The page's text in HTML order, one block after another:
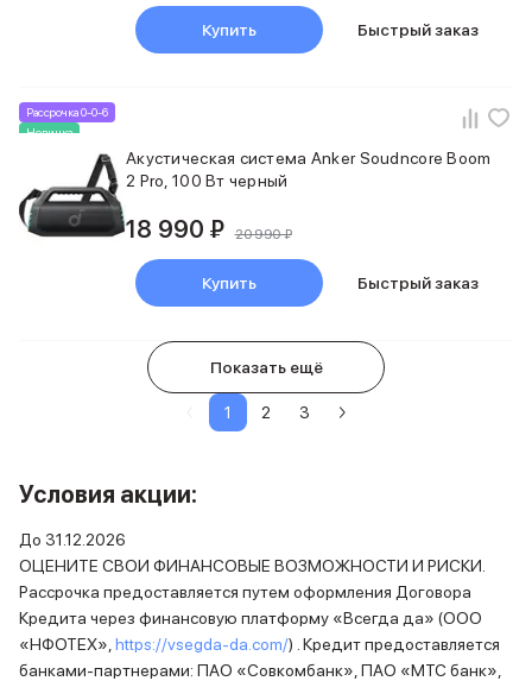
Купить Быстрый заказ
Рассрочка 0-0-6
Новинка
Акустическая система Anker Soudncore Boom
2 Pro, 100 Вт черный
18 990 ₽ 20 990 ₽
Купить Быстрый заказ
Показать ещё
1 2 3
Условия акции:
До 31.12.2026
ОЦЕНИТЕ СВОИ ФИНАНСОВЫЕ ВОЗМОЖНОСТИ И РИСКИ.
Рассрочка предоставляется путем оформления Договора
Кредита через финансовую платформу «Всегда да» (ООО
«НФОТЕХ», https://vsegda-da.com/) . Кредит предоставляется
банками-партнерами: ПАО «Совкомбанк», ПАО «МТС банк»,